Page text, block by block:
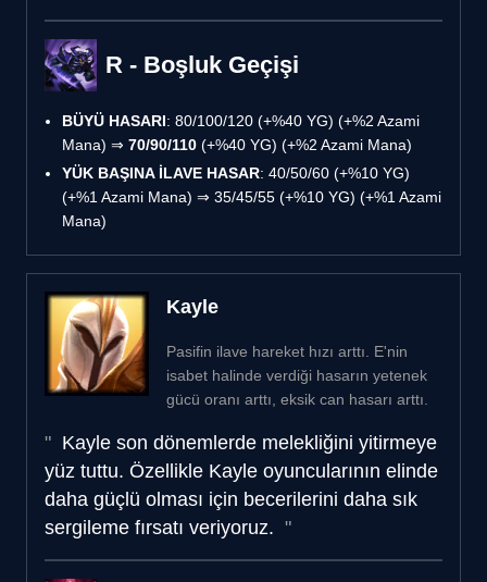
R - Boşluk Geçişi
BÜYÜ HASARI: 80/100/120 (+%40 YG) (+%2 Azami
Mana) ⇒ 70/90/110 (+%40 YG) (+%2 Azami Mana)
YÜK BAŞINA İLAVE HASAR: 40/50/60 (+%10 YG)
(+%1 Azami Mana) ⇒ 35/45/55 (+%10 YG) (+%1 Azami
Mana)
Kayle
Pasifin ilave hareket hızı arttı. E'nin
isabet halinde verdiği hasarın yetenek
gücü oranı arttı, eksik can hasarı arttı.
Kayle son dönemlerde melekliğini yitirmeye
yüz tuttu. Özellikle Kayle oyuncularının elinde
daha güçlü olması için becerilerini daha sık
sergileme fırsatı veriyoruz.